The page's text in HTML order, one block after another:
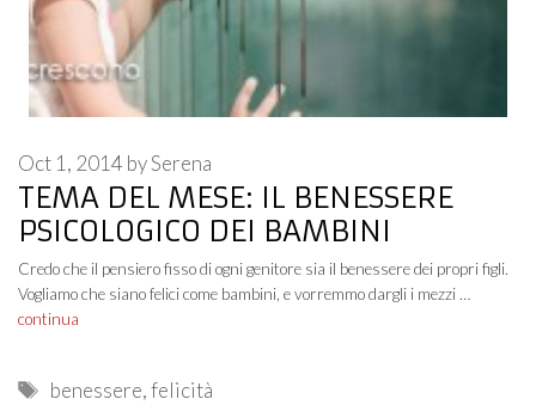
TEMA DEL MESE: IL BENESSERE
PSICOLOGICO DEI BAMBINI
Oct 1, 2014 bySerena
Credo che il pensiero fisso di ogni genitore sia il benessere dei propri figli.
Vogliamo che siano felici come bambini, e vorremmo dargli i mezzi …
continua
Tags
benessere,felicità